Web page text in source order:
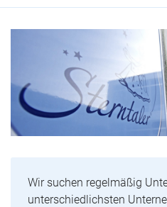
Wir suchen regelmäßig
unterschiedlichsten